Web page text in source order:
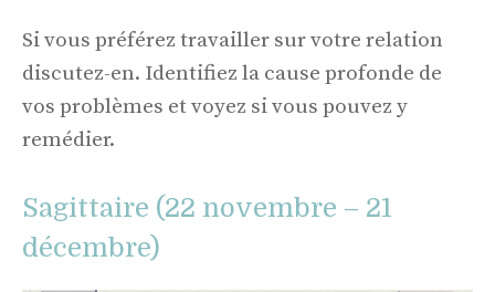
Si vous préférez travailler sur votre relation
discutez-en. Identifiez la cause profonde de
vos problèmes et voyez si vous pouvez y
remédier.
Sagittaire (22 novembre – 21
décembre)